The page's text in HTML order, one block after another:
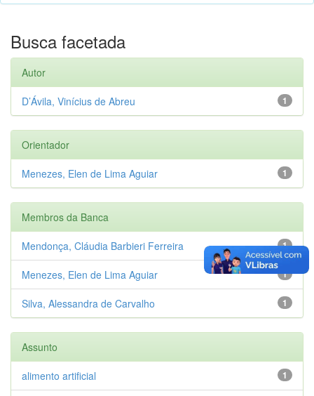
Busca facetada
Autor
1
D’Ávila, Vinícius de Abreu
Orientador
1
Menezes, Elen de Lima Aguiar
Membros da Banca
1
Mendonça, Cláudia Barbieri Ferreira
1
Menezes, Elen de Lima Aguiar
1
Silva, Alessandra de Carvalho
Assunto
1
alimento artificial